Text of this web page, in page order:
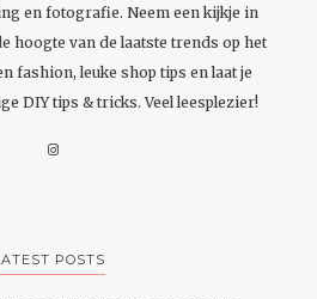
en fotografie. Neem een kijkje in
hoogte van de laatste trends op het
fashion, leuke shop tips en laat je
DIY tips & tricks. Veel leesplezier!
POSTS